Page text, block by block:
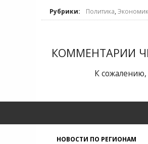
Рубрики:
Политика,
КОММЕНТАРИИ
К
НОВОСТИ ПО РЕГИОНАМ